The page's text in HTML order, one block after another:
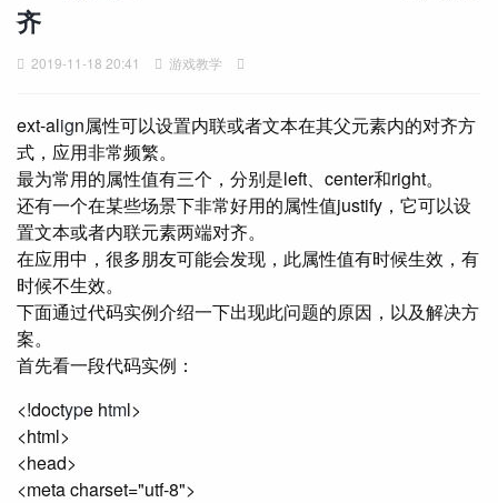
齐
2019-11-18 20:41 游戏教学
ext-align属性可以设置内联或者文本在其父元素内的对齐方
式，应用非常频繁。
最为常用的属性值有三个，分别是left、center和right。
还有一个在某些场景下非常好用的属性值justify，它可以设
置文本或者内联元素两端对齐。
在应用中，很多朋友可能会发现，此属性值有时候生效，有
时候不生效。
下面通过代码实例介绍一下出现此问题的原因，以及解决方
案。
首先看一段代码实例：
<!doctype html>
<html>
<head>
<meta charset="utf-8">